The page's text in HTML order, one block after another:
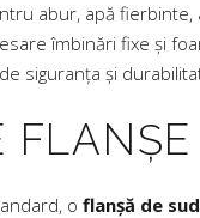
abur, apă fierbinte,
îmbinări fixe și
siguranța și
o flanșă de